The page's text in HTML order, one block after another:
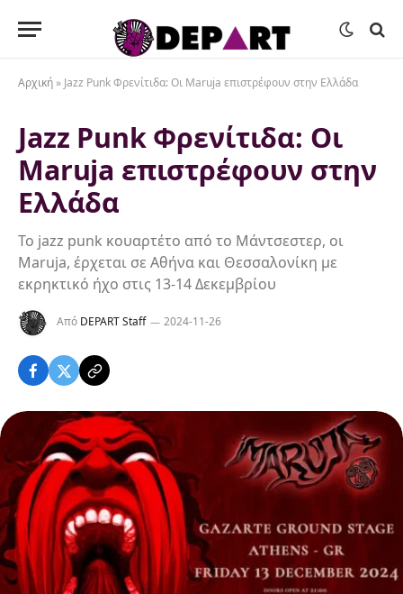
Αρχική » Jazz Punk Φρενίτιδα: Οι Maruja επιστρέφουν στην Ελλάδα
Jazz Punk Φρενίτιδα: Οι
Maruja επιστρέφουν στην
Ελλάδα
Το jazz punk κουαρτέτο από το Μάντσεστερ, οι
Maruja, έρχεται σε Αθήνα και Θεσσαλονίκη με
εκρηκτικό ήχο στις 13-14 Δεκεμβρίου
Από DEPART Staff 2024-11-26